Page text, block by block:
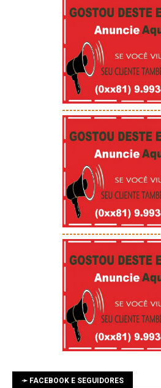
➛ FACEBOOK E SEGUIDORES